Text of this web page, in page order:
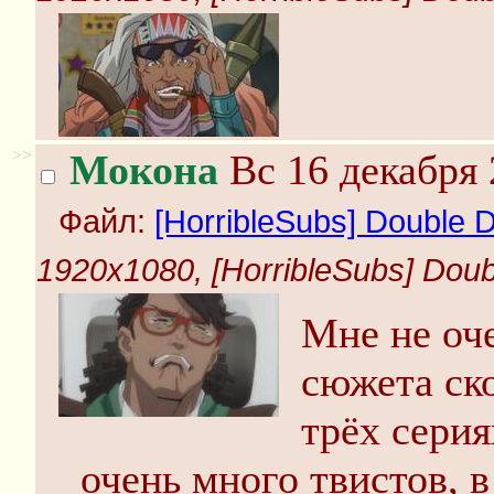
>> Мокона Вс 16
Файл: [HorribleSubs] Double
1920x1080, [HorribleSubs]
Мне не
сюжета
трёх
очень много твистов,